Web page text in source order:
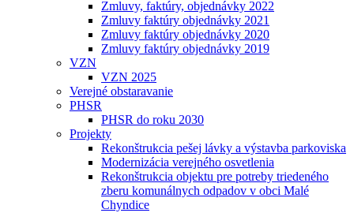
Zmluvy, faktúry, objednávky 2022
Zmluvy faktúry objednávky 2021
Zmluvy faktúry objednávky 2020
Zmluvy faktúry objednávky 2019
VZN
VZN 2025
Verejné obstaravanie
PHSR
PHSR do roku 2030
Projekty
Rekonštrukcia pešej lávky a výstavba parkoviska
Modernizácia verejného osvetlenia
Rekonštrukcia objektu pre potreby triedeného
zberu komunálnych odpadov v obci Malé
Chyndice